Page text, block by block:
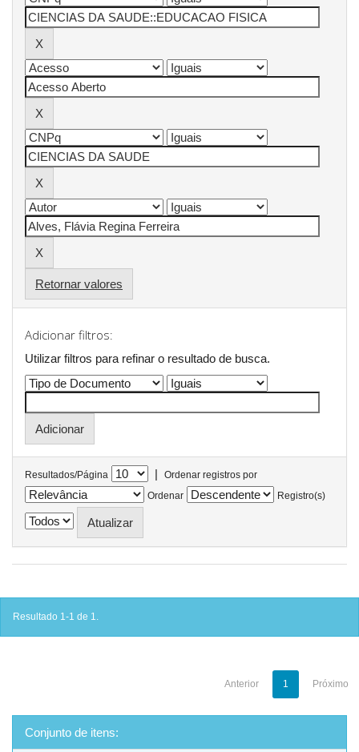
Retornar valores
Adicionar filtros:
Utilizar filtros para refinar o resultado de busca.
Resultados/Página |
Ordenar registros por
Ordenar
Registro(s)
Resultado 1-1 de 1.
Anterior 1 Próximo
Conjunto de itens: